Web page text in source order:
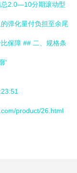
总2.0—10分期滚动型
弹化量付负担至余尾
保障 ## 二、规格条
'
product/26.html